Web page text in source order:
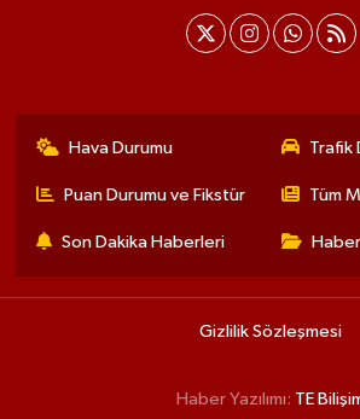
Hava Durumu Trafik
Puan Durumu ve Fikstür Tüm
Son Dakika Haberleri
Gizlilik Sözleşmesi
Haber Yazılımı: TE